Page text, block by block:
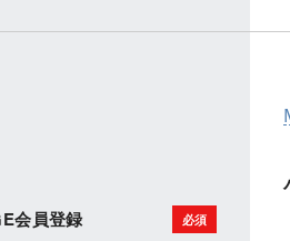
会員登録